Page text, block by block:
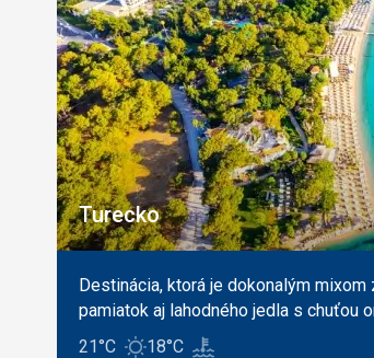
Turecko
Destinácia, ktorá je dokonalým
pamiatok aj lahodného jedla s chuťou
21°C
18°C